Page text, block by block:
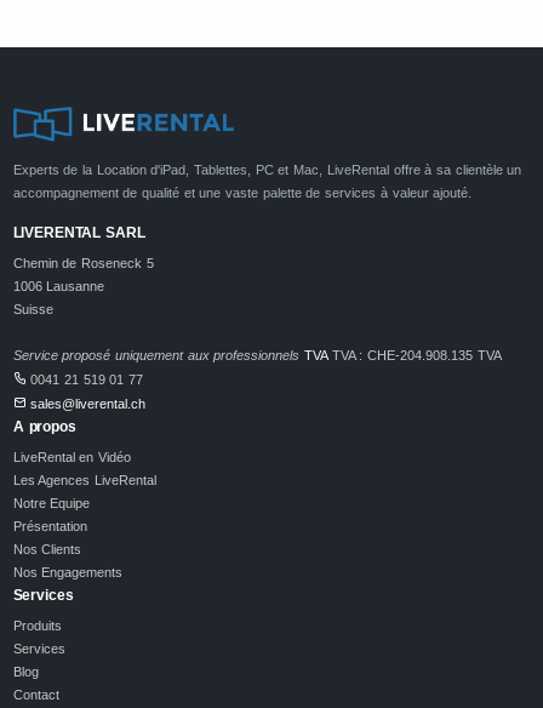
Experts de la Location d'iPad, Tablettes, PC et Mac, LiveRental offre à sa clientèle un
accompagnement de qualité et une vaste palette de services à valeur ajouté.
LIVERENTAL SARL
Chemin de Roseneck 5
1006 Lausanne
Suisse
Service proposé uniquement aux professionnels TVATVA : CHE-204.908.135 TVA
0041 21 519 01 77
sales@liverental.ch
A propos
LiveRental en Vidéo
Les Agences LiveRental
Notre Equipe
Présentation
Nos Clients
Nos Engagements
Services
Produits
Services
Blog
Contact